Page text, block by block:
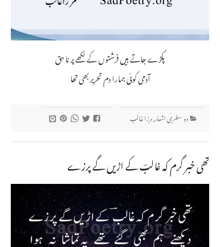
پکڑے جاتے ہیں فرشتوں کے لکھے پر نا حق
آدمی کوئی ہمارا دم تحریر بھی تھا
دو سطری اشعار,مرزا غالب
تھی خبر گرم کہ غالبؔ کے اڑیں گے پرزے